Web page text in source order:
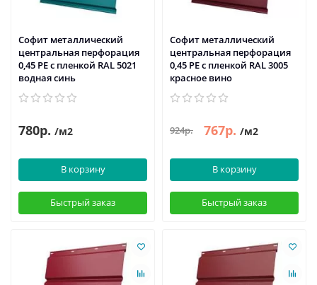
Софит металлический
центральная перфорация
0,45 PE с пленкой RAL 5021
водная синь
780р. /м2
В корзину
Быстрый заказ
Софит металлический
центральная перфорация
0,45 PE с пленкой RAL 3005
красное вино
924р. 767р. /м2
В корзину
Быстрый заказ